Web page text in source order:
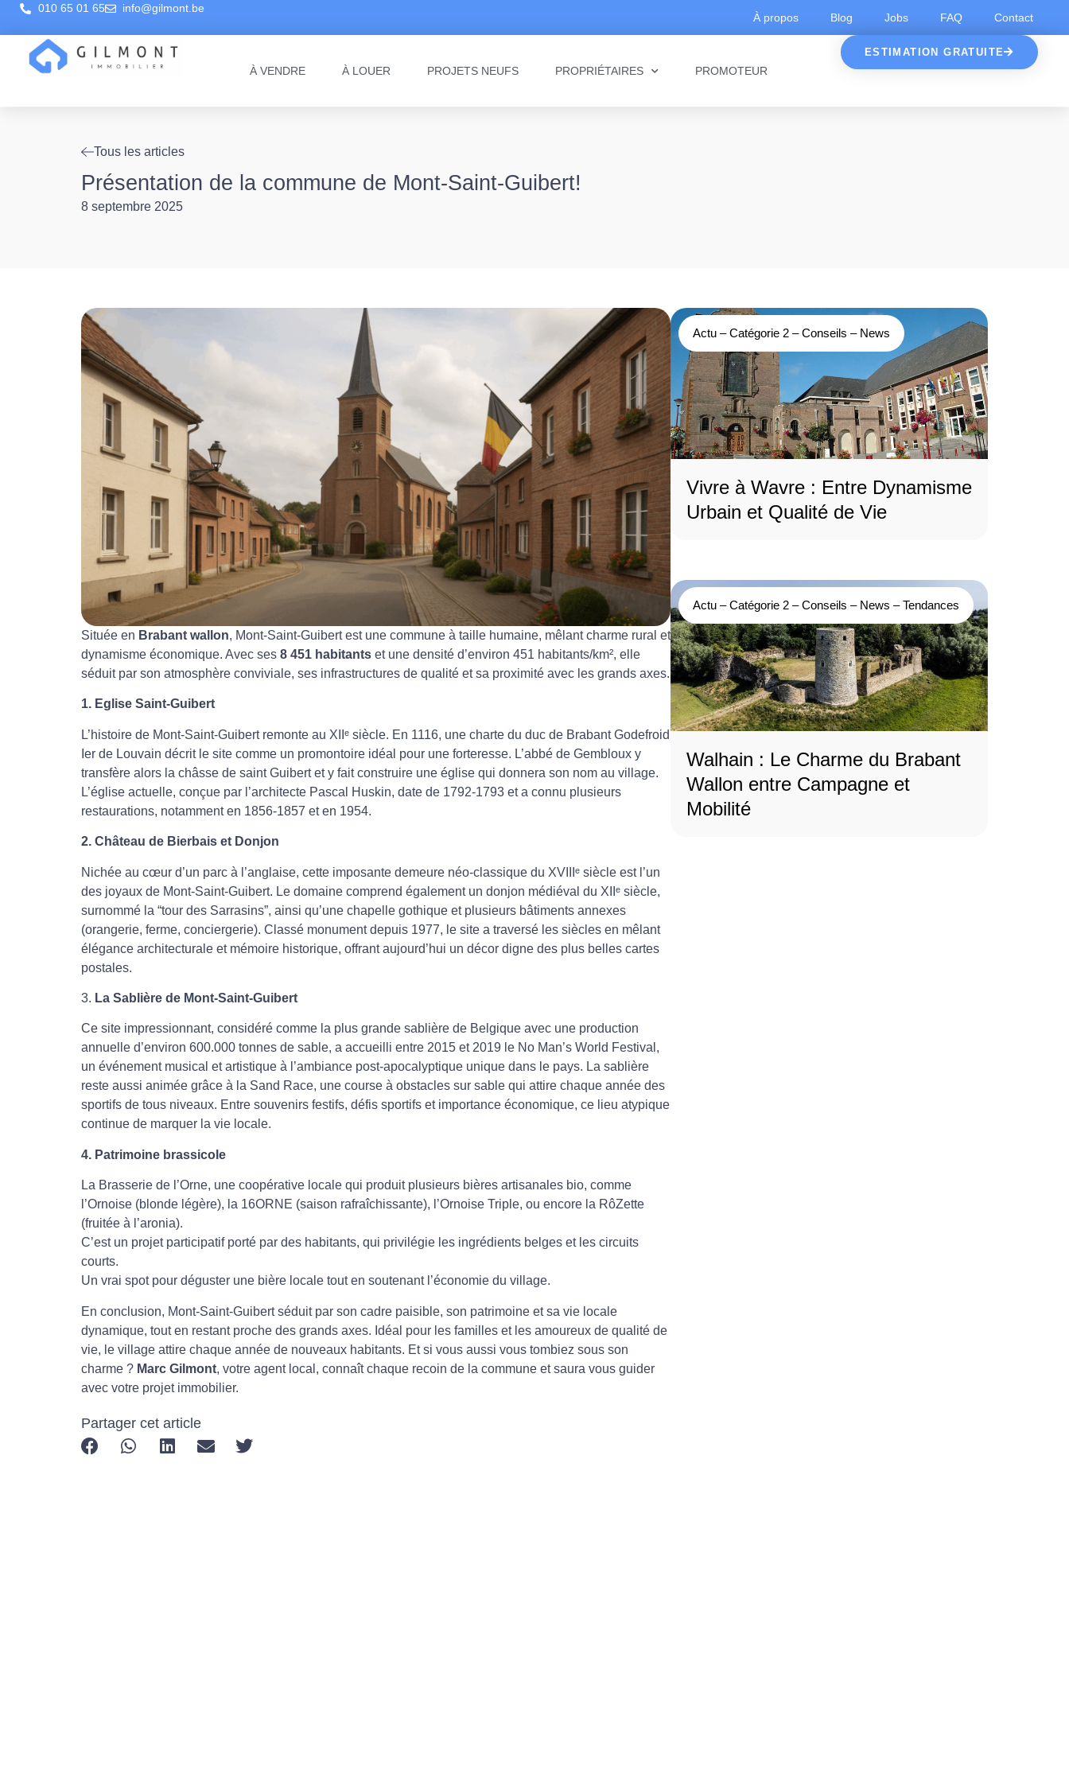
010 65 01 65 info@gilmont.be
À propos Blog Jobs FAQ Contact
À VENDRE À LOUER PROJETS NEUFS PROPRIÉTAIRES PROMOTEUR
ESTIMATION GRATUITE
Tous les articles
Présentation de la commune de Mont-Saint-Guibert!
8 septembre 2025
Située en Brabant wallon, Mont-Saint-Guibert est une commune à taille humaine, mêlant charme rural et
dynamisme économique. Avec ses 8 451 habitants et une densité d’environ 451 habitants/km², elle
séduit par son atmosphère conviviale, ses infrastructures de qualité et sa proximité avec les grands axes.
1. Eglise Saint-Guibert
L’histoire de Mont-Saint-Guibert remonte au XIIᵉ siècle. En 1116, une charte du duc de Brabant Godefroid
Ier de Louvain décrit le site comme un promontoire idéal pour une forteresse. L’abbé de Gembloux y
transfère alors la châsse de saint Guibert et y fait construire une église qui donnera son nom au village.
L’église actuelle, conçue par l’architecte Pascal Huskin, date de 1792-1793 et a connu plusieurs
restaurations, notamment en 1856-1857 et en 1954.
2. Château de Bierbais et Donjon
Nichée au cœur d’un parc à l’anglaise, cette imposante demeure néo-classique du XVIIIᵉ siècle est l’un
des joyaux de Mont-Saint-Guibert. Le domaine comprend également un donjon médiéval du XIIᵉ siècle,
surnommé la “tour des Sarrasins”, ainsi qu’une chapelle gothique et plusieurs bâtiments annexes
(orangerie, ferme, conciergerie). Classé monument depuis 1977, le site a traversé les siècles en mêlant
élégance architecturale et mémoire historique, offrant aujourd’hui un décor digne des plus belles cartes
postales.
3. La Sablière de Mont-Saint-Guibert
Ce site impressionnant, considéré comme la plus grande sablière de Belgique avec une production
annuelle d’environ 600.000 tonnes de sable, a accueilli entre 2015 et 2019 le No Man’s World Festival,
un événement musical et artistique à l’ambiance post-apocalyptique unique dans le pays. La sablière
reste aussi animée grâce à la Sand Race, une course à obstacles sur sable qui attire chaque année des
sportifs de tous niveaux. Entre souvenirs festifs, défis sportifs et importance économique, ce lieu atypique
continue de marquer la vie locale.
4. Patrimoine brassicole
La Brasserie de l’Orne, une coopérative locale qui produit plusieurs bières artisanales bio, comme
l’Ornoise (blonde légère), la 16ORNE (saison rafraîchissante), l’Ornoise Triple, ou encore la RôZette
(fruitée à l’aronia).
C’est un projet participatif porté par des habitants, qui privilégie les ingrédients belges et les circuits
courts.
Un vrai spot pour déguster une bière locale tout en soutenant l’économie du village.
En conclusion, Mont-Saint-Guibert séduit par son cadre paisible, son patrimoine et sa vie locale
dynamique, tout en restant proche des grands axes. Idéal pour les familles et les amoureux de qualité de
vie, le village attire chaque année de nouveaux habitants. Et si vous aussi vous tombiez sous son
charme ? Marc Gilmont, votre agent local, connaît chaque recoin de la commune et saura vous guider
avec votre projet immobilier.
Partager cet article
Actu –Catégorie 2 –Conseils – News
Vivre à Wavre : Entre Dynamisme
Urbain et Qualité de Vie
Actu –Catégorie 2 –Conseils – News –Tendances
Walhain : Le Charme du Brabant
Wallon entre Campagne et
Mobilité